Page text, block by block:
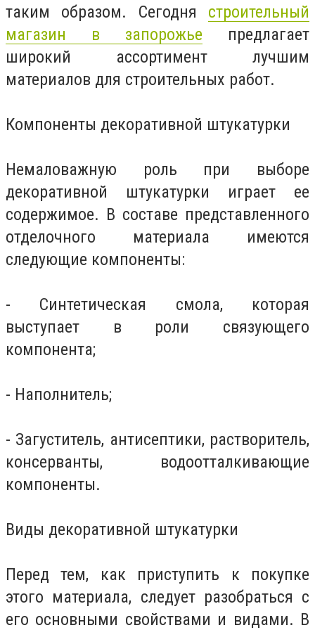
таким образом. Сегодня строительный
магазин в запорожье предлагает
широкий ассортимент лучшим
материалов для строительных работ.
Компоненты декоративной штукатурки
Немаловажную роль при выборе
декоративной штукатурки играет ее
содержимое. В составе представленного
отделочного материала имеются
следующие компоненты:
- Синтетическая смола, которая
выступает в роли связующего
компонента;
- Наполнитель;
- Загуститель, антисептики, растворитель,
консерванты, водоотталкивающие
компоненты.
Виды декоративной штукатурки
Перед тем, как приступить к покупке
этого материала, следует разобраться с
его основными свойствами и видами. В